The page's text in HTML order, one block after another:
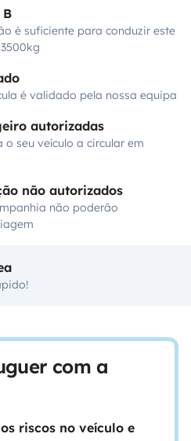
é suficiente para conduzir este
é validado pela nossa equipa
autorizadas
seu veículo a circular em
não autorizados
não poderão
com a
riscos no veículo e